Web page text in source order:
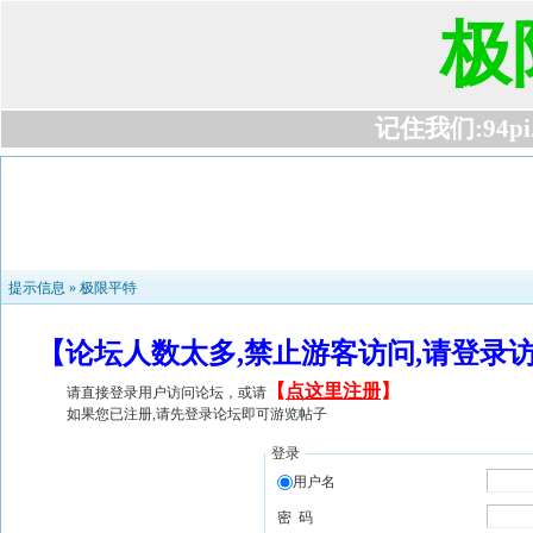
极
记住我们
提示信息 » 极限平特
【论坛人数太多,禁止游客访问,请登
请直接登录用户访问论坛，或请 【 点这里注册】
如果您已注册,请先登录论坛即可游览帖子
登录
用户名
密 码